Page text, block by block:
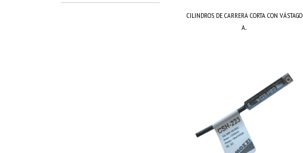
CILINDROS DE CARRERA CORTA CON VÁSTAGO
A...